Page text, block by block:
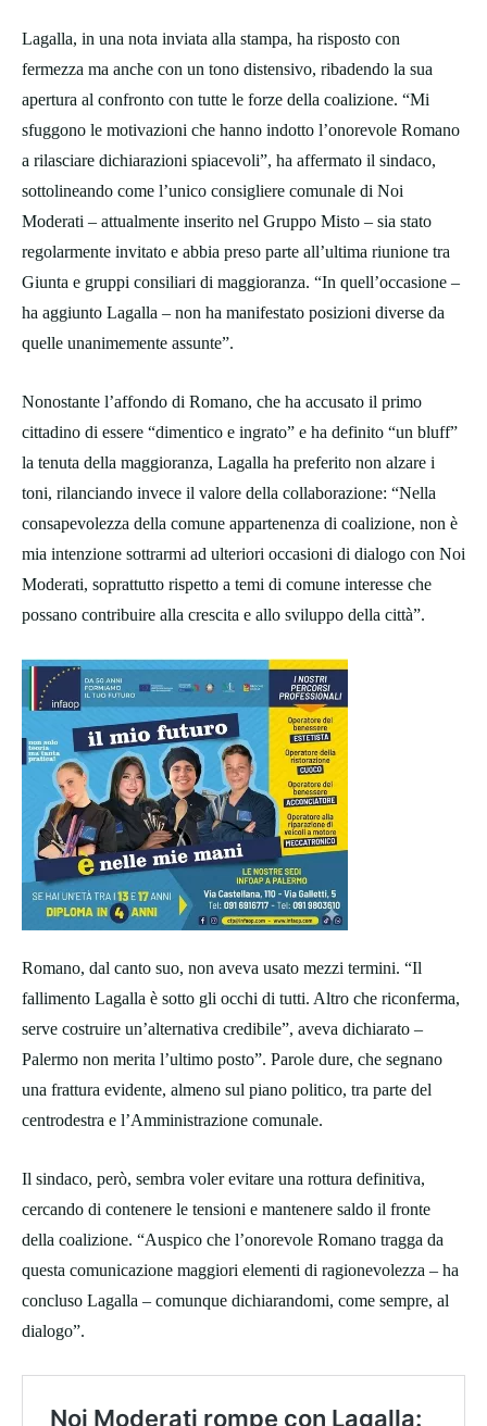
Lagalla, in una nota inviata alla stampa, ha risposto con
fermezza ma anche con un tono distensivo, ribadendo la sua
apertura al confronto con tutte le forze della coalizione. “Mi
sfuggono le motivazioni che hanno indotto l’onorevole Romano
a rilasciare dichiarazioni spiacevoli”, ha affermato il sindaco,
sottolineando come l’unico consigliere comunale di Noi
Moderati – attualmente inserito nel Gruppo Misto – sia stato
regolarmente invitato e abbia preso parte all’ultima riunione tra
Giunta e gruppi consiliari di maggioranza. “In quell’occasione –
ha aggiunto Lagalla – non ha manifestato posizioni diverse da
quelle unanimemente assunte”.
Nonostante l’affondo di Romano, che ha accusato il primo
cittadino di essere “dimentico e ingrato” e ha definito “un bluff”
la tenuta della maggioranza, Lagalla ha preferito non alzare i
toni, rilanciando invece il valore della collaborazione: “Nella
consapevolezza della comune appartenenza di coalizione, non è
mia intenzione sottrarmi ad ulteriori occasioni di dialogo con Noi
Moderati, soprattutto rispetto a temi di comune interesse che
possano contribuire alla crescita e allo sviluppo della città”.
Romano, dal canto suo, non aveva usato mezzi termini. “Il
fallimento Lagalla è sotto gli occhi di tutti. Altro che riconferma,
serve costruire un’alternativa credibile”, aveva dichiarato –
Palermo non merita l’ultimo posto”. Parole dure, che segnano
una frattura evidente, almeno sul piano politico, tra parte del
centrodestra e l’Amministrazione comunale.
Il sindaco, però, sembra voler evitare una rottura definitiva,
cercando di contenere le tensioni e mantenere saldo il fronte
della coalizione. “Auspico che l’onorevole Romano tragga da
questa comunicazione maggiori elementi di ragionevolezza – ha
concluso Lagalla – comunque dichiarandomi, come sempre, al
dialogo”.